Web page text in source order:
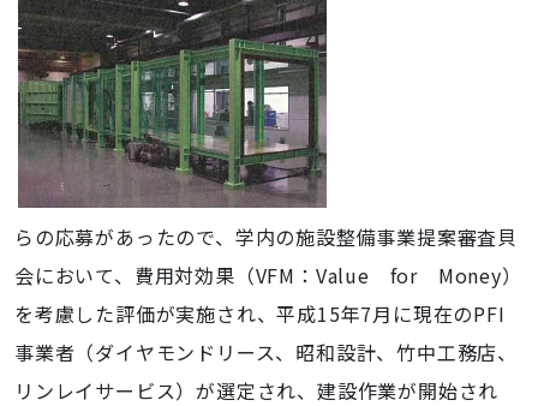
らの応募があったので、学内の施設整備事業提案審査貝
会において、費用対効果（VFM：Value for Money）
を考慮した評価が実施され、平成15年7月に現在のPFI
事業者（ダイヤモンドリース、昭和設計、竹中工務店、
リンレイサービス）が選定され、建設作業が開始され